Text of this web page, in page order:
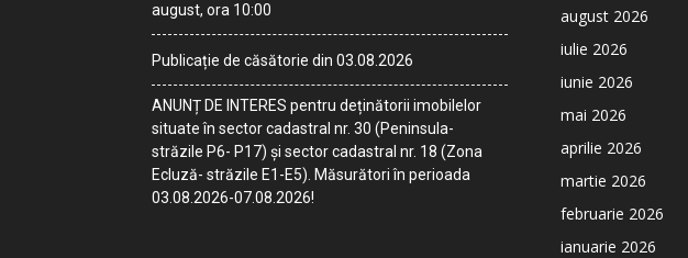
august, ora 10:00
Publicație de căsătorie din 03.08.2026
ANUNȚ DE INTERES pentru deținătorii imobilelor
situate în sector cadastral nr. 30 (Peninsula-
străzile P6- P17) și sector cadastral nr. 18 (Zona
Ecluză- străzile E1-E5). Măsurători în perioada
03.08.2026-07.08.2026!
august 2026
iulie 2026
iunie 2026
mai 2026
aprilie 2026
martie 2026
februarie 2026
ianuarie 2026